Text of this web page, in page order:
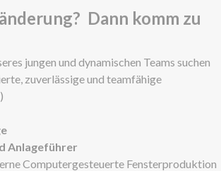
Dann komm zu
jungen und dynamischen Teams suchen
zuverlässige und teamfähige
Anlageführer
Computergesteuerte Fensterproduktion